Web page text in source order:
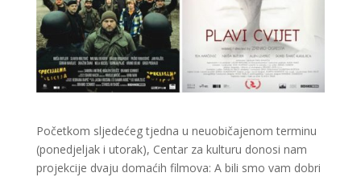
Početkom sljedećeg tjedna u neuobičajenom terminu
(ponedjeljak i utorak), Centar za kulturu donosi nam
projekcije dvaju domaćih filmova: A bili smo vam dobri